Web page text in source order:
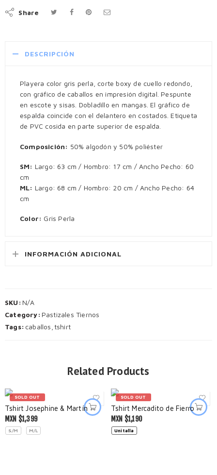
Share
DESCRIPCIÓN
Playera color gris perla, corte boxy de cuello redondo,
con gráfico de caballos en impresión digital. Pespunte
en escote y sisas. Dobladillo en mangas. El gráfico de
espalda coincide con el delantero en costados. Etiqueta
de PVC cosida en parte superior de espalda.
Composición: 50% algodón y 50% poliéster
SM: Largo: 63 cm / Hombro: 17 cm / Ancho Pecho: 60
cm
ML: Largo: 68 cm / Hombro: 20 cm / Ancho Pecho: 64
cm
Color: Gris Perla
INFORMACIÓN ADICIONAL
SKU: N/A
Category: Pastizales Tiernos
Tags: caballos tshirt
Related Products
SOLD OUT
Tshirt Josephine & Martín
MXN $1,399
S/M M/L
SOLD OUT
Tshirt Mercadito de Fierro
MXN $1,190
Unitalla